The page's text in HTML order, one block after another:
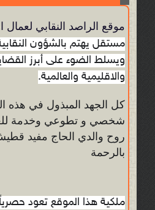
موقع الراصد النقابي لعمال
مستقل يهتم بالشؤون
ويسلط الضوء على أبرز
والاقليمية والعالمية.
كل الجهد المبذول في هذه
شخصي و تطوعي وخدمة
روح والدي الحاج مفيد
بالرحمة
ملكية هذا الموقع تعود